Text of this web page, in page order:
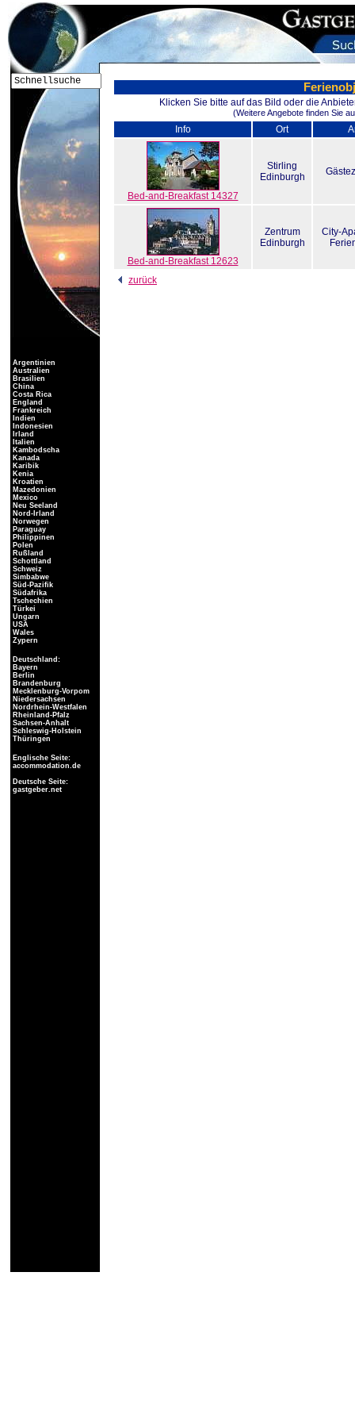
Klicken Sie bitte auf das Bild oder die
(Weitere Angebote finden Sie
Info Ort
Bed-and-Breakfast 14327
Stirling
Edinburgh
Bed-and-Breakfast 12623
Zentrum
Edinburgh
City-
zurück
Argentinien
Australien
Brasilien
China
Costa Rica
England
Frankreich
Indien
Indonesien
Irland
Italien
Kambodscha
Kanada
Karibik
Kenia
Kroatien
Mazedonien
Mexico
Neu Seeland
Nord-Irland
Norwegen
Paraguay
Philippinen
Polen
Rußland
Schottland
Schweiz
Simbabwe
Süd-Pazifik
Südafrika
Tschechien
Türkei
Ungarn
USA
Wales
Zypern
Deutschland:
Bayern
Berlin
Brandenburg
Mecklenburg-Vorpom
Niedersachsen
Nordrhein-Westfalen
Rheinland-Pfalz
Sachsen-Anhalt
Schleswig-Holstein
Thüringen
Englische Seite:
accommodation.de
Deutsche Seite:
gastgeber.net